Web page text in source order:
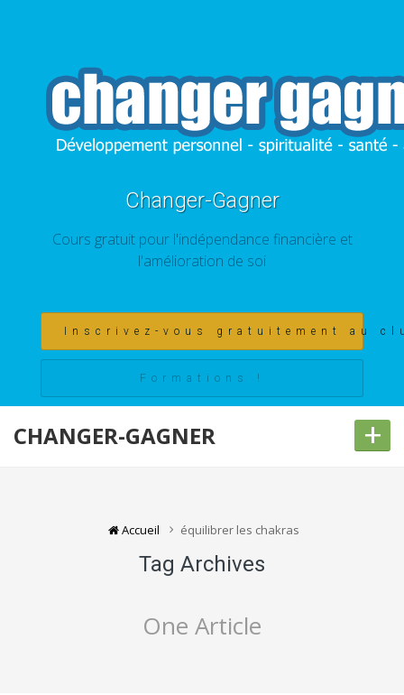
Changer-Gagner
Cours gratuit pour l'indépendance financière et
l'amélioration de soi
Inscrivez-vous gratuitement au
Formations !
CHANGER-GAGNER +
Accueil équilibrer les chakras
Tag Archives
One Article